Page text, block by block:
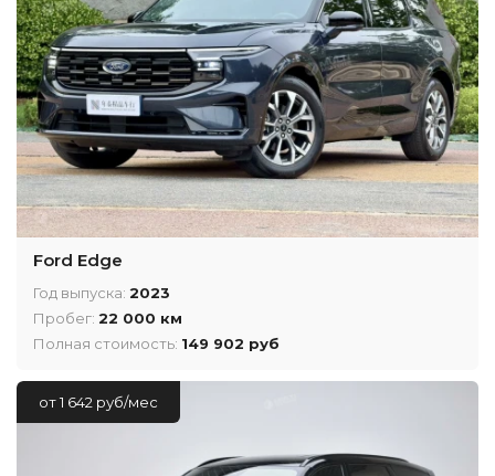
Ford Edge
Год выпуска: 2023
Пробег: 22 000 км
Полная стоимость: 149 902 руб
от 1 642 руб/мес